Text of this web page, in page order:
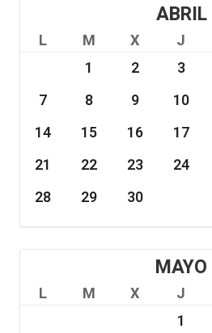
ABRIL
L M X J
1
2 3
7
8 9 10
14
15 16 17
21
22 23 24
28
29 30
MAYO
L M X J
1